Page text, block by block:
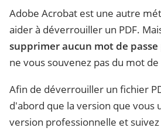
Adobe Acrobat est une autre
aider à déverrouiller un PDF.
supprimer aucun mot de passe
ne vous souvenez pas du mot
Afin de déverrouiller un fichier
d'abord que la version que vous
version professionnelle et suivez